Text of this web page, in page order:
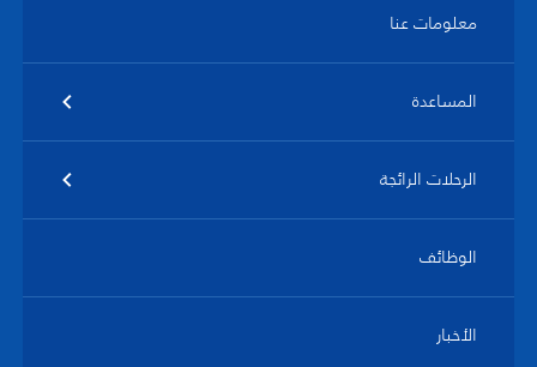
معلومات عنا
المساعدة
الرحلات الرائجة
الوظائف
الأخبار